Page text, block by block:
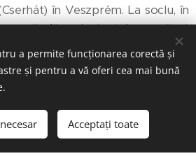
în Veszprém. La soclu, în
verticală proiectantul a prevăzut
20 cm de Energocell sub trotuar,
compactare.
este o soluție simplă și eficientă,
cu izolațiile tip panou, de-a lungul
o săpătură de 1,5 m
cu un singur strat s-a realizat și
a permite funcționarea corectă și
și pentru a vă oferi cea mai bună
Acceptați toate